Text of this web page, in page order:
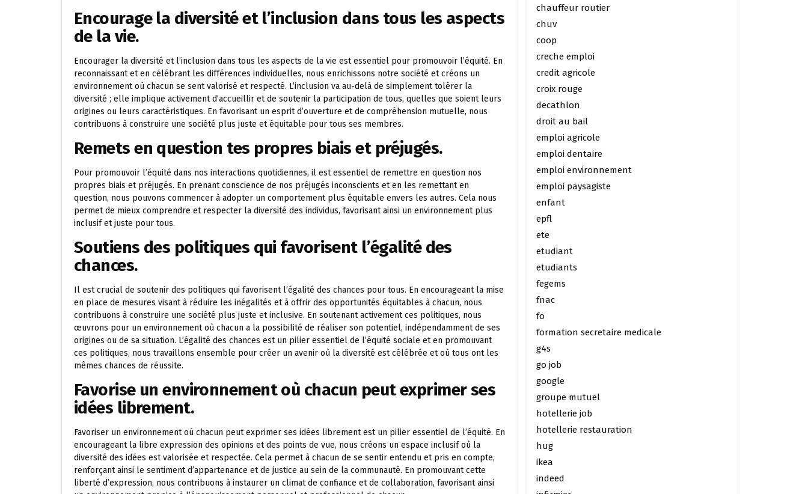
Encourage la diversité et l’inclusion dans tous les aspects
de la vie.
Encourager la diversité et l’inclusion dans tous les aspects de la vie est essentiel pour promouvoir l’équité. En
reconnaissant et en célébrant les différences individuelles, nous enrichissons notre société et créons un
environnement où chacun se sent valorisé et respecté. L’inclusion va au-delà de simplement tolérer la
diversité ; elle implique activement d’accueillir et de soutenir la participation de tous, quelles que soient leurs
origines ou leurs caractéristiques. En favorisant un esprit d’ouverture et de compréhension mutuelle, nous
contribuons à construire une société plus juste et équitable pour tous ses membres.
Remets en question tes propres biais et préjugés.
Pour promouvoir l’équité dans nos interactions quotidiennes, il est essentiel de remettre en question nos
propres biais et préjugés. En prenant conscience de nos préjugés inconscients et en les remettant en
question, nous pouvons commencer à adopter un comportement plus équitable envers les autres. Cela nous
permet de mieux comprendre et respecter la diversité des individus, favorisant ainsi un environnement plus
inclusif et juste pour tous.
Soutiens des politiques qui favorisent l’égalité des
chances.
Il est crucial de soutenir des politiques qui favorisent l’égalité des chances pour tous. En encourageant la mise
en place de mesures visant à réduire les inégalités et à offrir des opportunités équitables à chacun, nous
contribuons à construire une société plus juste et inclusive. En soutenant activement ces politiques, nous
œuvrons pour un environnement où chacun a la possibilité de réaliser son potentiel, indépendamment de ses
origines ou de sa situation. L’égalité des chances est un pilier essentiel de l’équité sociale et en promouvant
ces politiques, nous travaillons ensemble pour créer un avenir où la diversité est célébrée et où tous ont les
mêmes chances de réussite.
Favorise un environnement où chacun peut exprimer ses
idées librement.
Favoriser un environnement où chacun peut exprimer ses idées librement est un pilier essentiel de l’équité. En
encourageant la libre expression des opinions et des points de vue, nous créons un espace inclusif où la
diversité des idées est valorisée et respectée. Cela permet à chacun de se sentir entendu et pris en compte,
renforçant ainsi le sentiment d’appartenance et de justice au sein de la communauté. En promouvant cette
liberté d’expression, nous contribuons à instaurer un climat de confiance et de collaboration, favorisant ainsi
chauffeur routier
chuv
coop
creche emploi
credit agricole
croix rouge
decathlon
droit au bail
emploi agricole
emploi dentaire
emploi environnement
emploi paysagiste
enfant
epfl
ete
etudiant
etudiants
fegems
fnac
fo
formation secretaire medicale
g4s
go job
google
groupe mutuel
hotellerie job
hotellerie restauration
hug
ikea
indeed